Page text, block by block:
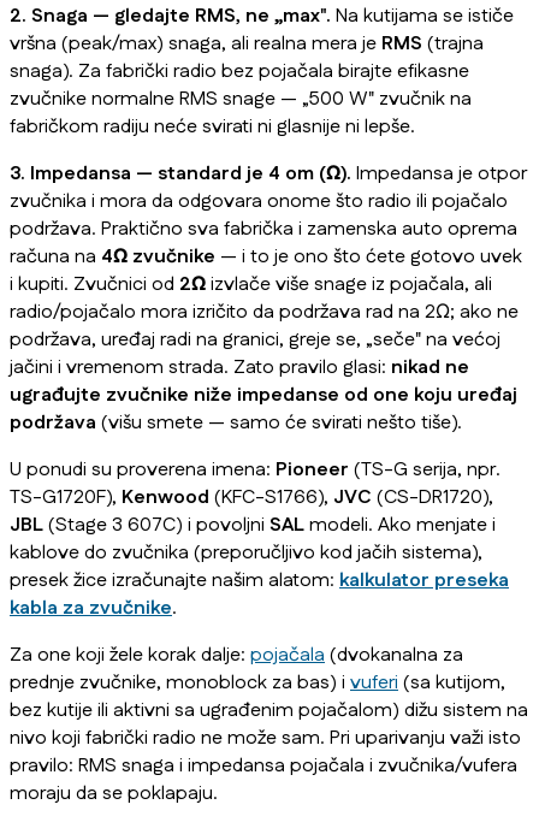
2. Snaga — gledajte RMS, ne „max". Na kutijama se ističe
vršna (peak/max) snaga, ali realna mera je RMS (trajna
snaga). Za fabrički radio bez pojačala birajte efikasne
zvučnike normalne RMS snage — „500 W" zvučnik na
fabričkom radiju neće svirati ni glasnije ni lepše.
3. Impedansa — standard je 4 om (Ω). Impedansa je otpor
zvučnika i mora da odgovara onome što radio ili pojačalo
podržava. Praktično sva fabrička i zamenska auto oprema
računa na 4Ω zvučnike — i to je ono što ćete gotovo uvek
i kupiti. Zvučnici od 2Ωizvlače više snage iz pojačala, ali
radio/pojačalo mora izričito da podržava rad na 2Ω; ako ne
podržava, uređaj radi na granici, greje se, „seče" na većoj
jačini i vremenom strada. Zato pravilo glasi: nikad ne
ugrađujte zvučnike niže impedanse od one koju uređaj
podržava (višu smete — samo će svirati nešto tiše).
U ponudi su proverena imena: Pioneer (TS-G serija, npr.
TS-G1720F), Kenwood (KFC-S1766), JVC (CS-DR1720),
JBL(Stage 3 607C) i povoljni SALmodeli. Ako menjate i
kablove do zvučnika (preporučljivo kod jačih sistema),
presek žice izračunajte našim alatom: kalkulator preseka
kabla za zvučnike.
Za one koji žele korak dalje: pojačala(dvokanalna za
prednje zvučnike, monoblock za bas) i vuferi(sa kutijom,
bez kutije ili aktivni sa ugrađenim pojačalom) dižu sistem na
nivo koji fabrički radio ne može sam. Pri uparivanju važi isto
pravilo: RMS snaga i impedansa pojačala i zvučnika/vufera
moraju da se poklapaju.